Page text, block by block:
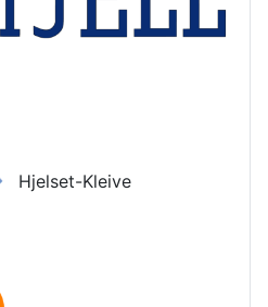
Hjelset-Kleive